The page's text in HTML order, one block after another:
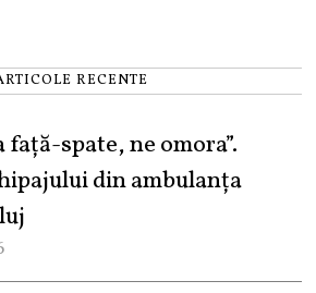
RECENTE
față-spate, ne omora”.
din ambulanța